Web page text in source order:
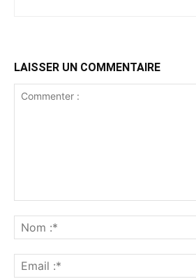
LAISSER UN COMMENTAIRE